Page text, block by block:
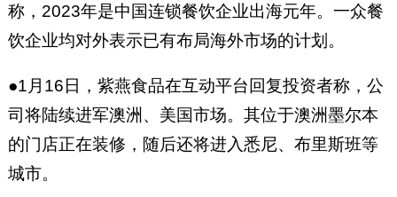
称，2023年是中国连锁餐饮企业出海元年。一众餐
饮企业均对外表示已有布局海外市场的计划。
●1月16日，紫燕食品在互动平台回复投资者称，公
司将陆续进军澳洲、美国市场。其位于澳洲墨尔本
的门店正在装修，随后还将进入悉尼、布里斯班等
城市。